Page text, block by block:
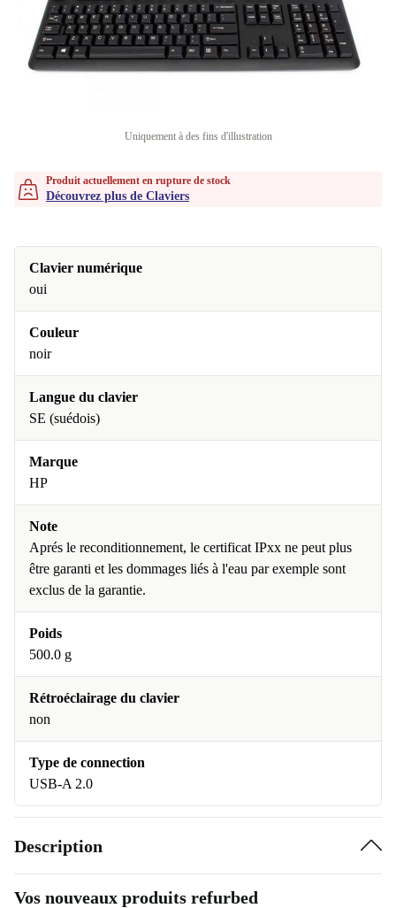
Uniquement à des fins d'illustration
Produit actuellement en rupture de stock
Découvrez plus de Claviers
Clavier numérique
oui
Couleur
noir
Langue du clavier
SE (suédois)
Marque
HP
Note
Aprés le reconditionnement, le certificat IPxx ne peut plus
être garanti et les dommages liés à l'eau par exemple sont
exclus de la garantie.
Poids
500.0 g
Rétroéclairage du clavier
non
Type de connection
USB-A 2.0
Description
Vos nouveaux produits refurbed